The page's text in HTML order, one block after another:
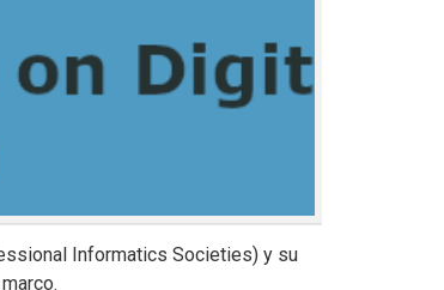
Informatics Societies) y su